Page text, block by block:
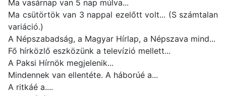
Ma vasárnap van 5 nap múlva...
Ma csütörtök van 3 nappal ezelőtt volt... (S számtalan
variáció.)
A Népszabadság, a Magyar Hírlap, a Népszava mind...
Fő hírközlő eszközünk a televízió mellett...
A Paksi Hírnök megjelenik...
Mindennek van ellentéte. A háborúé a...
A ritkáé a....